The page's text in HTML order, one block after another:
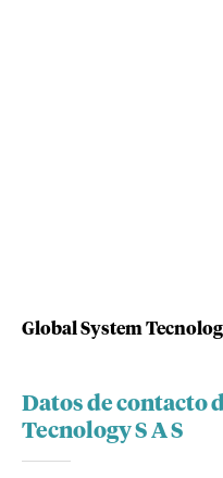
Global System
Datos de contacto
Tecnology S A S